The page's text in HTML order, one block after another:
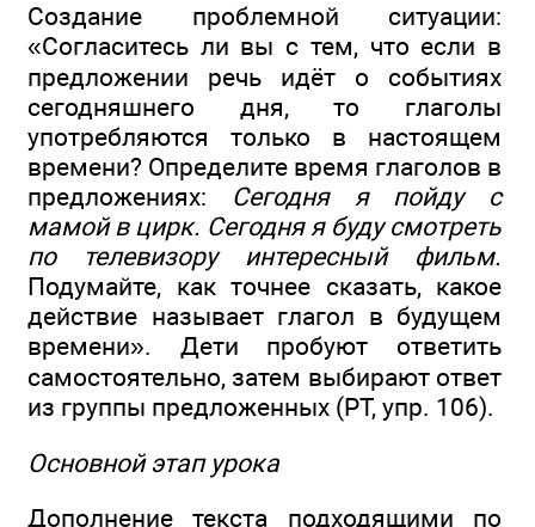
Создание проблемной ситуации:
«Согласитесь ли вы с тем, что если в
предложении речь идёт о событиях
сегодняшнего дня, то глаголы
употребляются только в настоящем
времени? Определите время глаголов в
предложениях: Сегодня я пойду с
мамой в цирк. Сегодня я буду смотреть
по телевизору интересный фильм.
Подумайте, как точнее сказать, какое
действие называет глагол в будущем
времени». Дети пробуют ответить
самостоятельно, затем выбирают ответ
из группы предложенных (РТ, упр. 106).
Основной этап урока
Дополнение текста подходящими по